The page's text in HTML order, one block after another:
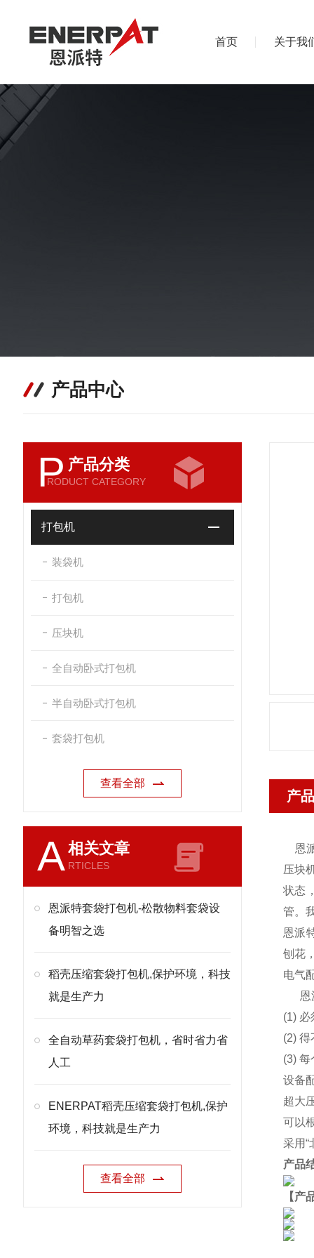
首页 关于我
产品中心
P 产品分类
RODUCT CATEGORY
打包机
装袋机
打包机
压块机
全自动卧式打包机
半自动卧式打包机
套袋打包机
查看全部
A相关文章
RTICLES
恩派特套袋打包机-松散物料套袋设
备明智之选
稻壳压缩套袋打包机,保护环境，科技
就是生产力
全自动草药套袋打包机，省时省力省
人工
ENERPAT稻壳压缩套袋打包机,保护
环境，科技就是生产力
查看全部
产
恩
压块
状态
管。
恩派
刨花
电气
恩
(1)
(2)
(3)
设备
超大
可以
采用“
产品
【产